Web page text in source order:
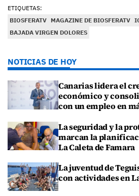
ETIQUETAS:
BIOSFERATV MAGAZINE DE BIOSFERATV
BAJADA VIRGEN DOLORES
NOTICIAS DE HOY
Canarias lidera el
económico y
con un empleo en
La seguridad y la
marcan la
La Caleta de Famara
La juventud de
con actividades en